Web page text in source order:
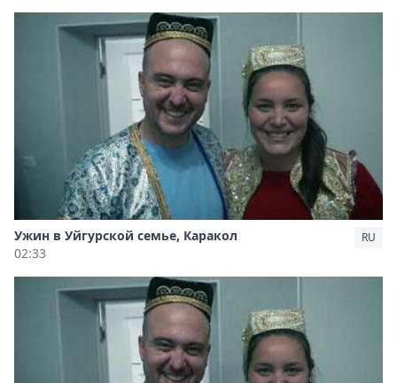
Ужин в Уйгурской семье, Каракол
02:33
RU